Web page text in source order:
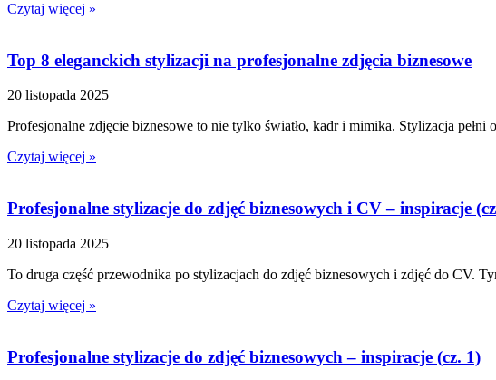
Czytaj więcej »
Top 8 eleganckich stylizacji na profesjonalne zdjęcia biznesowe
20 listopada 2025
Profesjonalne zdjęcie biznesowe to nie tylko światło, kadr i mimika. Stylizacja
Czytaj więcej »
Profesjonalne stylizacje do zdjęć biznesowych i CV – inspiracje
20 listopada 2025
To druga część przewodnika po stylizacjach do zdjęć biznesowych i zdjęć do CV.
Czytaj więcej »
Profesjonalne stylizacje do zdjęć biznesowych – inspiracje (cz. 1)